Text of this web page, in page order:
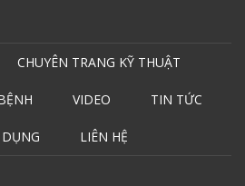
CHUYÊN TRANG KỸ THUẬT
VIDEO TIN TỨC
LIÊN HỆ